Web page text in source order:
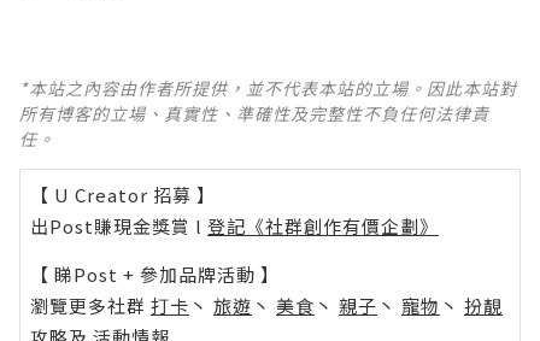
*本站之內容由作者所提供，並不代表本站的立場。因此本站對
所有博客的立場、真實性、準確性及完整性不負任何法律責
任。
【 U Creator 招募 】
出Post賺現金獎賞 l 登記《社群創作有價企劃》
【 睇Post + 參加品牌活動 】
瀏覽更多社群 打卡 丶 旅遊 丶 美食 丶 親子 丶 寵物 丶 扮靚